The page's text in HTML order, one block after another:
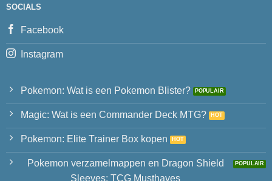
SOCIALS
Facebook
Instagram
Pokemon: Wat is een Pokemon Blister?
Magic: Wat is een Commander Deck MTG?
Pokemon: Elite Trainer Box kopen
Pokemon verzamelmappen en Dragon Shield
Sleeves: TCG Musthaves